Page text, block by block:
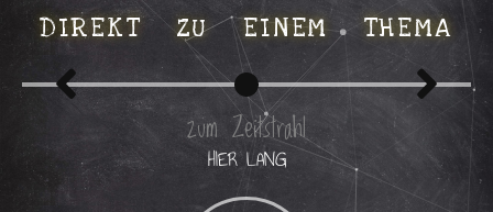
DIREKT ZU EINEM THEMA
zum Zeitstrahl
HIER LANG